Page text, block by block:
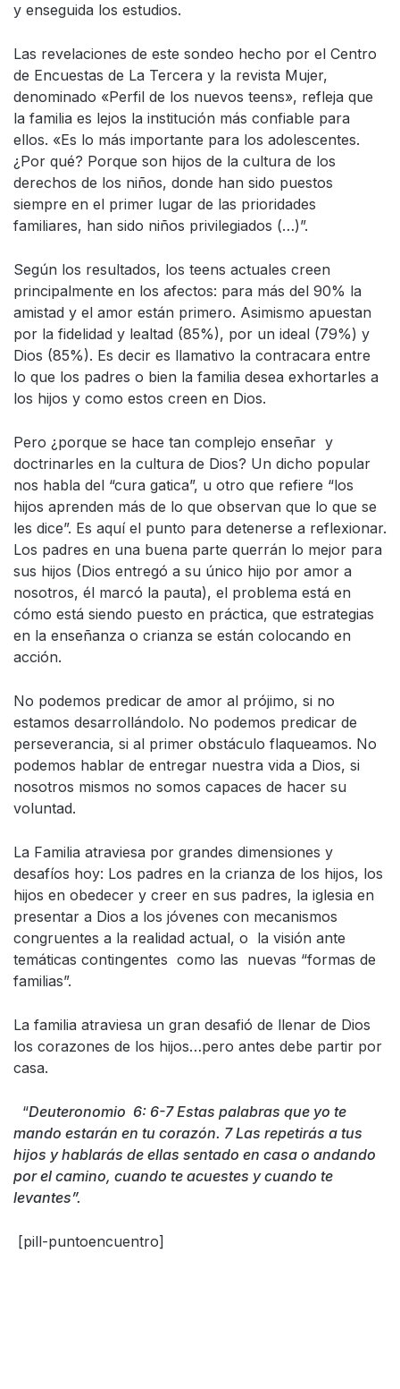
y enseguida los estudios.
Las revelaciones de este sondeo hecho por el Centro
de Encuestas de La Tercera y la revista Mujer,
denominado «Perfil de los nuevos teens», refleja que
la familia es lejos la institución más confiable para
ellos. «Es lo más importante para los adolescentes.
¿Por qué? Porque son hijos de la cultura de los
derechos de los niños, donde han sido puestos
siempre en el primer lugar de las prioridades
familiares, han sido niños privilegiados (…)”.
Según los resultados, los teens actuales creen
principalmente en los afectos: para más del 90% la
amistad y el amor están primero. Asimismo apuestan
por la fidelidad y lealtad (85%), por un ideal (79%) y
Dios (85%). Es decir es llamativo la contracara entre
lo que los padres o bien la familia desea exhortarles a
los hijos y como estos creen en Dios.
Pero ¿porque se hace tan complejo enseñar y
doctrinarles en la cultura de Dios? Un dicho popular
nos habla del “cura gatica”, u otro que refiere “los
hijos aprenden más de lo que observan que lo que se
les dice”. Es aquí el punto para detenerse a reflexionar.
Los padres en una buena parte querrán lo mejor para
sus hijos (Dios entregó a su único hijo por amor a
nosotros, él marcó la pauta), el problema está en
cómo está siendo puesto en práctica, que estrategias
en la enseñanza o crianza se están colocando en
acción.
No podemos predicar de amor al prójimo, si no
estamos desarrollándolo. No podemos predicar de
perseverancia, si al primer obstáculo flaqueamos. No
podemos hablar de entregar nuestra vida a Dios, si
nosotros mismos no somos capaces de hacer su
voluntad.
La Familia atraviesa por grandes dimensiones y
desafíos hoy: Los padres en la crianza de los hijos, los
hijos en obedecer y creer en sus padres, la iglesia en
presentar a Dios a los jóvenes con mecanismos
congruentes a la realidad actual, o la visión ante
temáticas contingentes como las nuevas “formas de
familias”.
La familia atraviesa un gran desafió de llenar de Dios
los corazones de los hijos…pero antes debe partir por
casa.
“Deuteronomio 6: 6-7 Estas palabras que yo te
mando estarán en tu corazón. 7 Las repetirás a tus
hijos y hablarás de ellas sentado en casa o andando
por el camino, cuando te acuestes y cuando te
levantes”.
[pill-puntoencuentro]